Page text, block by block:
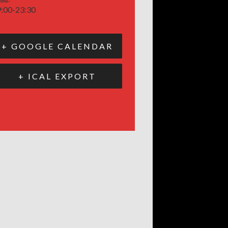
23:30
+ GOOGLE CALENDAR
+ ICAL EXPORT